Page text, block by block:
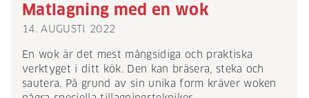
Matlagning med en wok
14. AUGUSTI 2022
En wok är det mest mångsidiga och praktiska
verktyget i ditt kök. Den kan bräsera, steka och
sautera. På grund av sin unika form kräver woken